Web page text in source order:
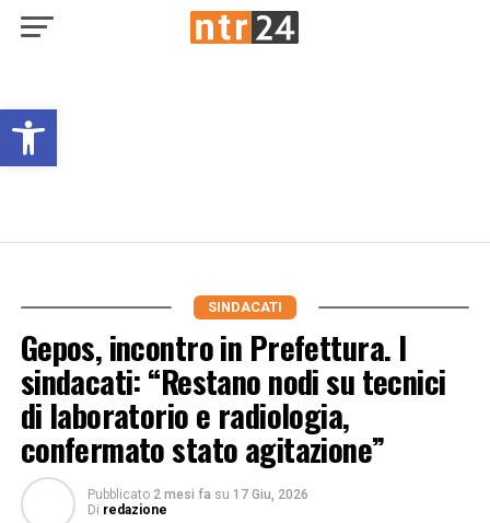
Open toolbar
SINDACATI
Gepos, incontro in Prefettura. I
sindacati: “Restano nodi su tecnici
di laboratorio e radiologia,
confermato stato agitazione”
Pubblicato 2 mesi fa su 17 Giu, 2026
Di redazione